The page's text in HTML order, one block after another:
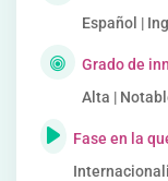
Español |
Grado de
Alta |
Fase en la